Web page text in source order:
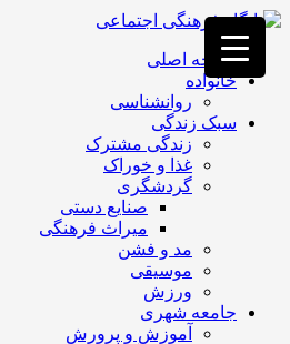
فصد
خون
غرب
تهران
خشکشویی
تصفیه
تهران
صفحه اصلی
خانواده
روانشناسی
سبک زندگی
زندگی مشترک
غذا و خوراک
گردشگری
صنایع دستی
میراث فرهنگی
مد و فشن
موسیقی
ورزش
جامعه شهری
آموزش و پرورش